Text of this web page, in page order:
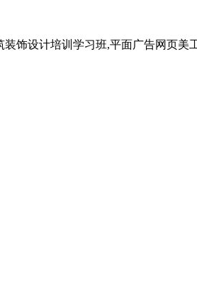
饰设计培训学习班,平面广告网页